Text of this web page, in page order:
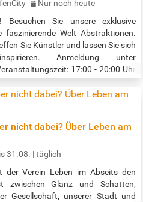
Nur noch heute
Besuchen Sie unsere exklusive
faszinierende Welt Abstraktionen.
Sie Künstler und lassen Sie sich
Anmeldung unter
17:00 - 20:00 Uhr
nicht dabei? Über Leben am
31.08. | täglich
der Verein Leben im Abseits den
zwischen Glanz und Schatten,
Gesellschaft, unserer Stadt und